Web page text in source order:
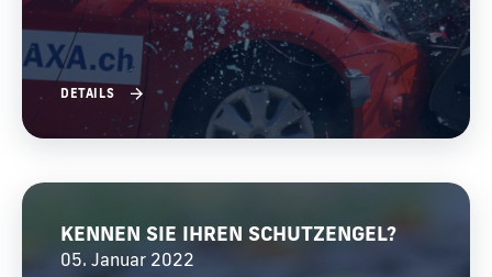
DETAILS
KENNEN SIE IHREN SCHUTZENGEL?
05. Januar 2022